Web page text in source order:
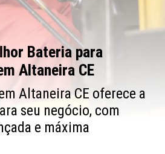
Bateria para
Altaneira CE
Altaneira CE oferece a
seu negócio, com
e máxima